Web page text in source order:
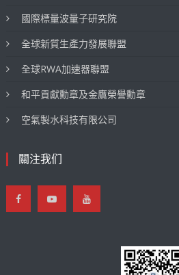
國際標量波量子研究院
全球新質生產力發展聯盟
全球RWA加速器聯盟
和平貢獻勳章及金鷹榮譽勳章
空氣製水科技有限公司
關注我们